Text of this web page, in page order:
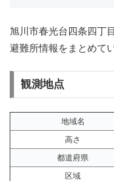
旭川市春光台四条四丁
避難所情報をまとめて
観測地点
地域名
高さ
都道府県
区域